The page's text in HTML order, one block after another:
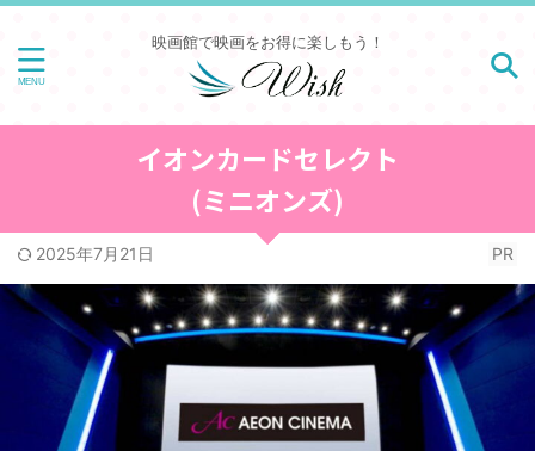
映画館で映画をお得に楽しもう！
イオンカードセレクト
(ミニオンズ)
2025年7月21日 PR